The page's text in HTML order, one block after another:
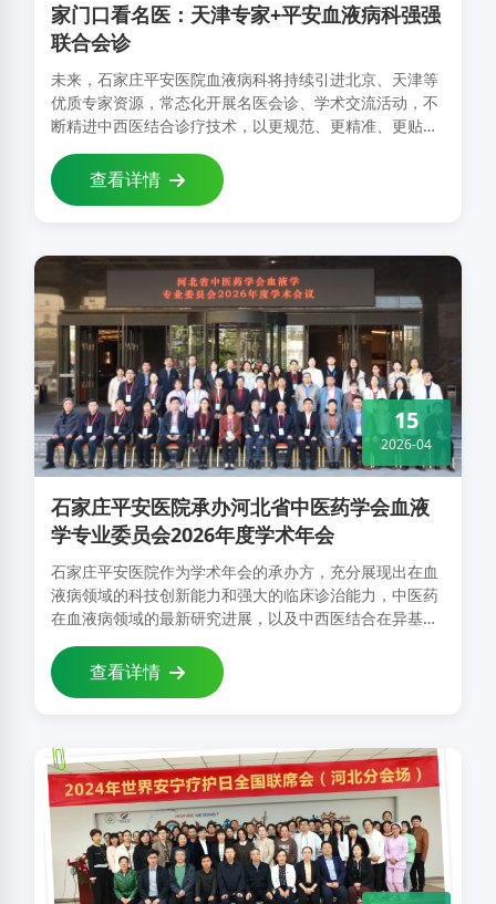
家门口看名医：天津专家+平安血液病科强强
联合会诊
未来，石家庄平安医院血液病科将持续引进北京、天津等
优质专家资源，常态化开展名医会诊、学术交流活动，不
断精进中西医结合诊疗技术，以更规范、更精准、更贴心
的医疗服务，守护每一位血液病患者的生命健康，让患者
无需远行，就……
查看详情
石家庄平安医院承办河北省中医药学会血液
学专业委员会2026年度学术年会
石家庄平安医院作为学术年会的承办方，充分展现出在血
液病领域的科技创新能力和强大的临床诊治能力，中医药
在血液病领域的最新研究进展，以及中西医结合在异基因
造血干细胞移植方面的成就令人瞩目。未来，中医血液学
科同仁将继续坚守传承创新理念，深耕临床与科研，为血
液病患者健康与学科发展持续贡献力量……
15
2026-04
查看详情